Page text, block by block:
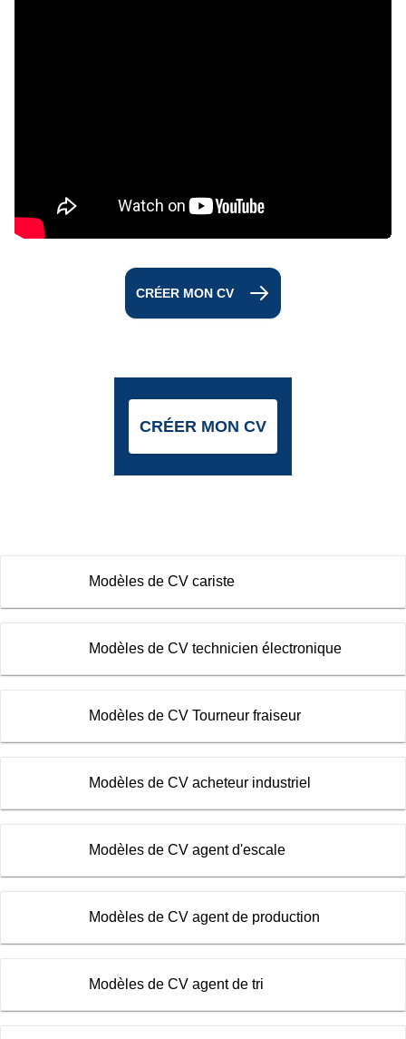
CRÉER MON CV
CRÉER MON CV
Modèles de CV cariste
Modèles de CV technicien électronique
Modèles de CV Tourneur fraiseur
Modèles de CV acheteur industriel
Modèles de CV agent d'escale
Modèles de CV agent de production
Modèles de CV agent de tri